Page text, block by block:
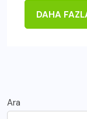
DAHA
Ara